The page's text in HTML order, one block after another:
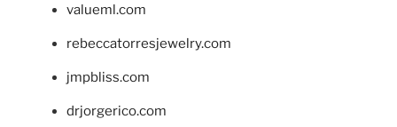
valueml.com
rebeccatorresjewelry.com
jmpbliss.com
drjorgerico.com